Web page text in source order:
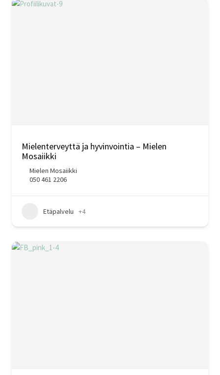
Mielenterveyttä ja hyvinvointia – Mielen
Mosaiikki
Mielen Mosaiikki
050 461 2206
Etäpalvelu +4